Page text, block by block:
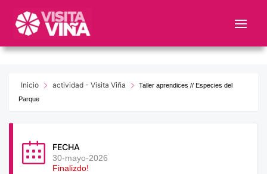
este
web
sistemaInicio actividad - Visita Viña
Taller aprendices // Especies del
Parque
FECHA
30-mayo-2026
Finalizdo!